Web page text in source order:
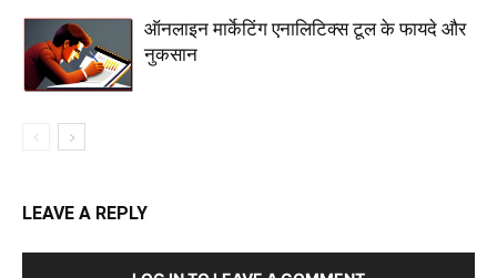
ऑनलाइन मार्केटिंग एनालिटिक्स टूल के फायदे और
नुकसान
LEAVE A REPLY